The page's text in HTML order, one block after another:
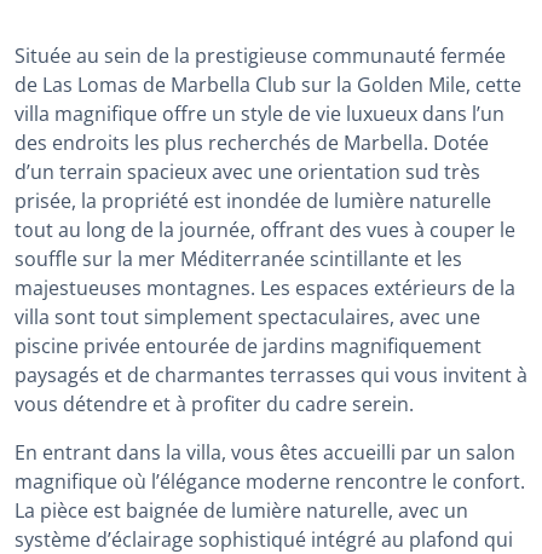
Située au sein de la prestigieuse communauté fermée
de Las Lomas de Marbella Club sur la Golden Mile, cette
villa magnifique offre un style de vie luxueux dans l’un
des endroits les plus recherchés de Marbella. Dotée
d’un terrain spacieux avec une orientation sud très
prisée, la propriété est inondée de lumière naturelle
tout au long de la journée, offrant des vues à couper le
souffle sur la mer Méditerranée scintillante et les
majestueuses montagnes. Les espaces extérieurs de la
villa sont tout simplement spectaculaires, avec une
piscine privée entourée de jardins magnifiquement
paysagés et de charmantes terrasses qui vous invitent à
vous détendre et à profiter du cadre serein.
En entrant dans la villa, vous êtes accueilli par un salon
magnifique où l’élégance moderne rencontre le confort.
La pièce est baignée de lumière naturelle, avec un
système d’éclairage sophistiqué intégré au plafond qui